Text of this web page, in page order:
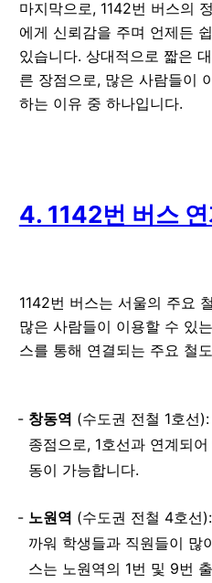
마지막으로, 1142번 버스의
에게 신뢰감을 주며 언제든
있습니다. 상대적으로 짧은
른 장점으로, 많은 사람들이
하는 이유 중 하나입니다.
4. 1142번 버스
1142번 버스는 서울의 주요
많은 사람들이 이용할 수 있
스를 통해 연결되는 주요 철
창동역 (수도권 전철 1호선
종점으로, 1호선과 연계되
동이 가능합니다.
노원역 (수도권 전철 4호선
까워 학생들과 직원들이 많
스는 노원역의 1번 및 9번